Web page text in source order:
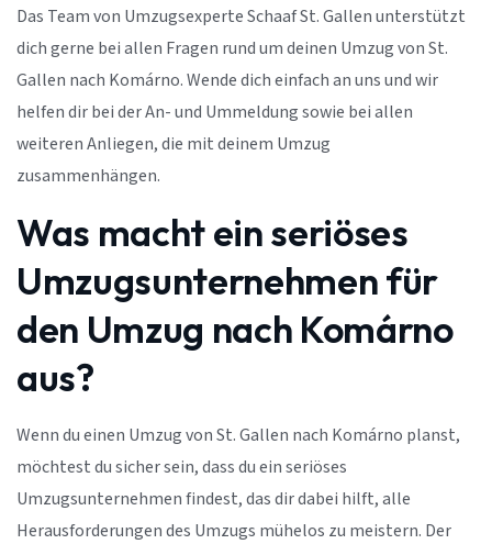
Das Team von Umzugsexperte Schaaf St. Gallen unterstützt
dich gerne bei allen Fragen rund um deinen Umzug von St.
Gallen nach Komárno. Wende dich einfach an uns und wir
helfen dir bei der An- und Ummeldung sowie bei allen
weiteren Anliegen, die mit deinem Umzug
zusammenhängen.
Was macht ein seriöses
Umzugsunternehmen für
den Umzug nach Komárno
aus?
Wenn du einen Umzug von St. Gallen nach Komárno planst,
möchtest du sicher sein, dass du ein seriöses
Umzugsunternehmen findest, das dir dabei hilft, alle
Herausforderungen des Umzugs mühelos zu meistern. Der